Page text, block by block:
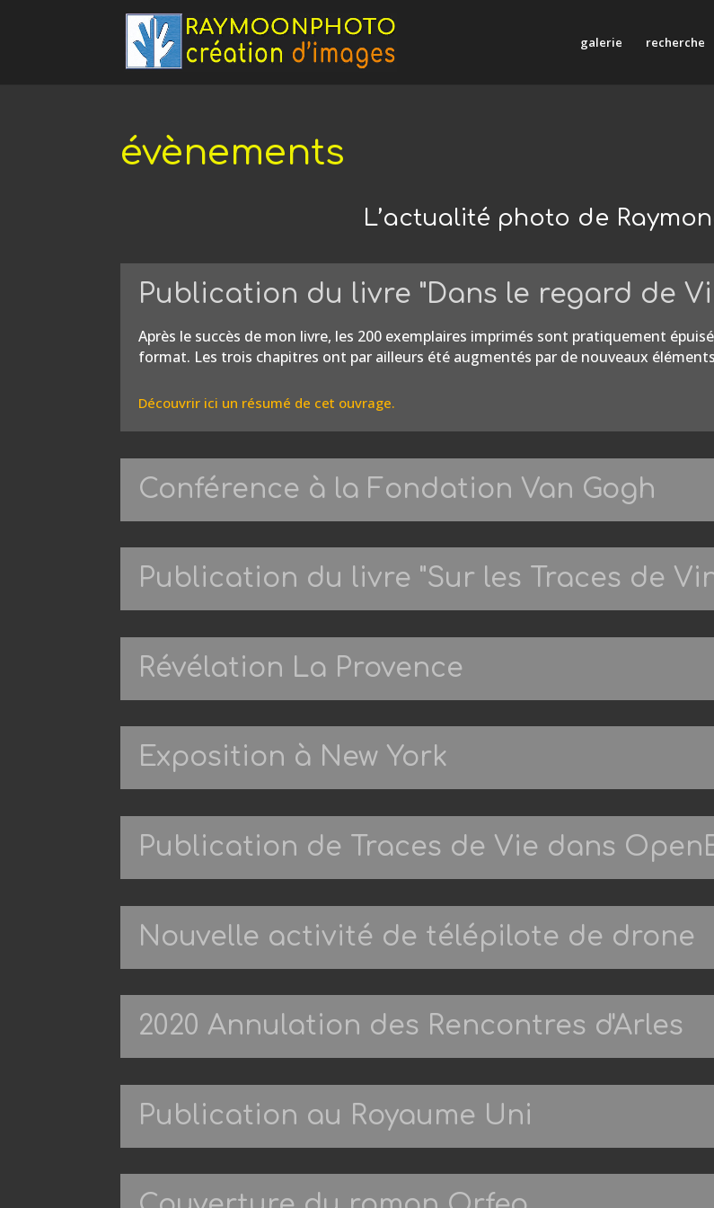
galerie recherche
évènements
L’actualité photo de
Publication du livre "Dans le regard de
Après le succès de mon livre, les 200 exemplaires imprimés sont pratiquement
format. Les trois chapitres ont par ailleurs été augmentés par de nouveaux
Découvrir ici un résumé de cet ouvrage.
Conférence à la Fondation Van Gogh
Publication du livre "Sur les Traces de
Révélation La Provence
Exposition à New York
Publication de Traces de Vie dans
Nouvelle activité de télépilote de drone
2020 Annulation des Rencontres d'Arles
Publication au Royaume Uni